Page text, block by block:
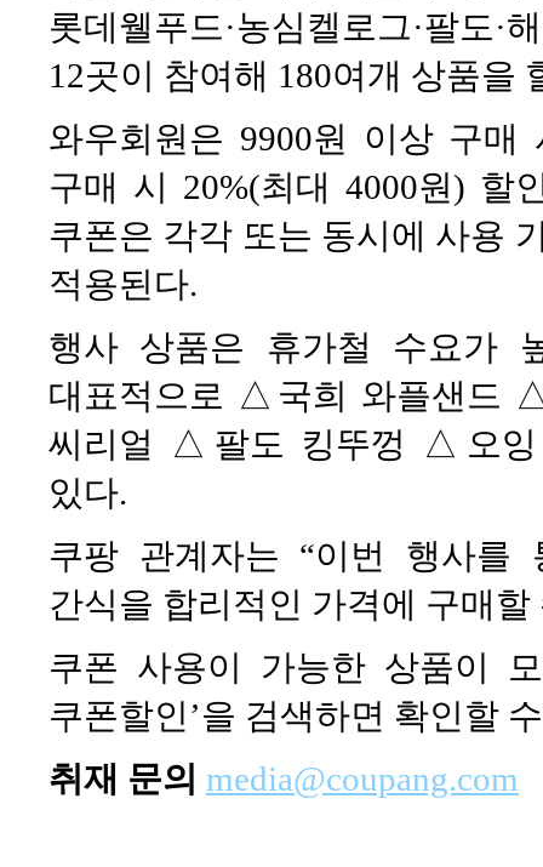
롯데웰푸드·농심켈로그·팔도
12곳이 참여해 180여개 상품을
와우회원은 9900원 이상 구매
구매 시 20%(최대 4000원) 할
쿠폰은 각각 또는 동시에 사용
적용된다.
행사 상품은 휴가철 수요가
대표적으로 △국희 와플샌드
씨리얼 △팔도 킹뚜껑 △오잉
있다.
쿠팡 관계자는 “이번 행사를
간식을 합리적인 가격에 구매
쿠폰 사용이 가능한 상품이
쿠폰할인’을 검색하면 확인할
취재 문의 media@coupang.com